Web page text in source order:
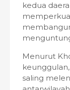
kedua
Menurut
saling